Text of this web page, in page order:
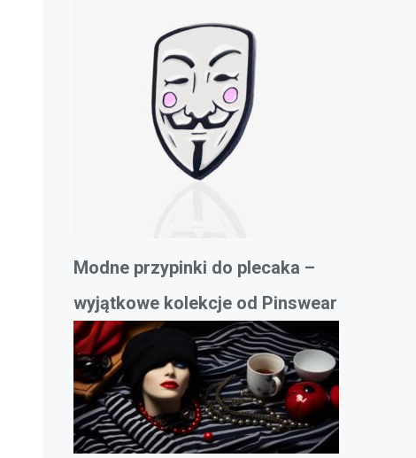
Modne przypinki do plecaka –
wyjątkowe kolekcje od Pinswear